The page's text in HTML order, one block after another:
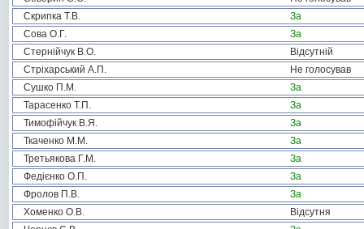
Скрипка Т.В.
За
Сова О.Г.
За
Стернійчук В.О.
Відсутній
Стріхарський А.П.
Не голосував
Сушко П.М.
За
Тарасенко Т.П.
За
Тимофійчук В.Я.
За
Ткаченко М.М.
За
Третьякова Г.М.
За
Федієнко О.П.
За
Фролов П.В.
За
Хоменко О.В.
Відсутня